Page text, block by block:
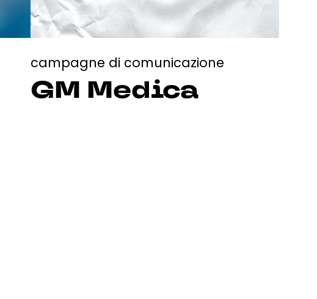
campagne di comunicazione
GM Medica